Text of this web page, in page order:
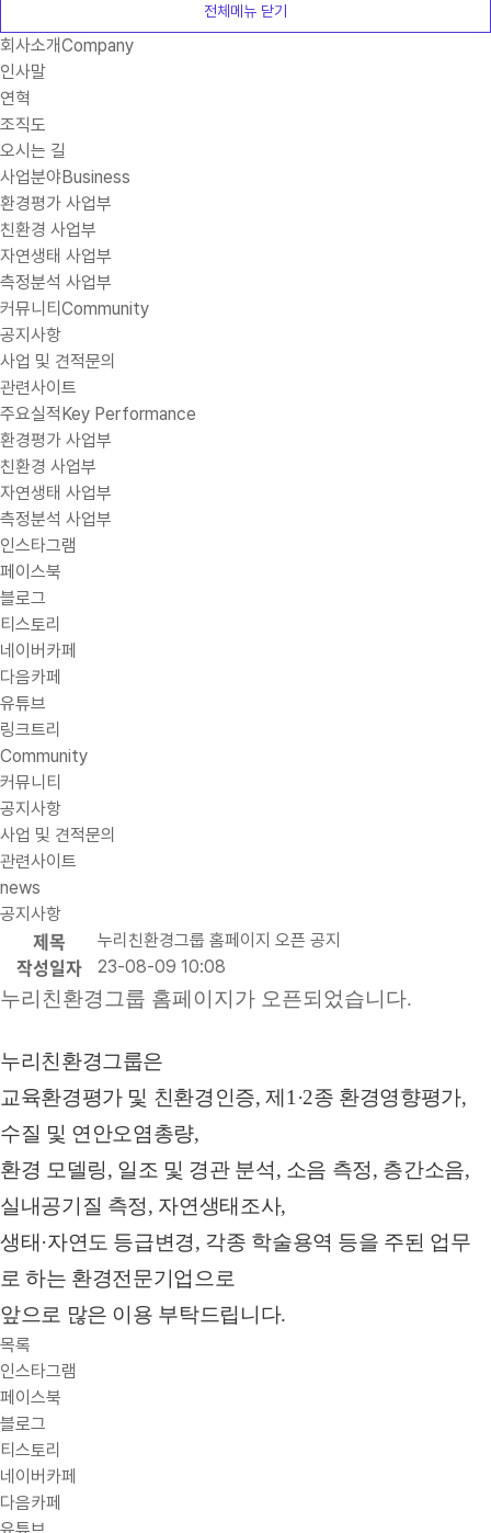
전체메뉴 닫기
회사소개Company
인사말
연혁
조직도
오시는 길
사업분야Business
환경평가 사업부
친환경 사업부
자연생태 사업부
측정분석 사업부
커뮤니티 Community
공지사항
사업 및 견적문의
관련사이트
주요실적Key Performance
환경평가 사업부
친환경 사업부
자연생태 사업부
측정분석 사업부
인스타그램
페이스북
블로그
티스토리
네이버카페
다음카페
유튜브
링크트리
Community
커뮤니티
공지사항
사업 및 견적문의
관련사이트
news
공지사항
제목 누리친환경그룹 홈페이지 오픈 공지
작성일자 23-08-09 10:08
누리친환경그룹 홈페이지가 오픈되었습니다.
누리친환경그룹은
교육환경평가 및 친환경인증, 제1·2종 환경영향평가,
수질 및 연안오염총량,
환경 모델링, 일조 및 경관 분석, 소음 측정, 층간소음,
실내공기질 측정, 자연생태조사,
생태·자연도 등급변경, 각종 학술용역 등을 주된 업무
로 하는 환경전문기업으로
앞으로 많은 이용 부탁드립니다.
목록
인스타그램
페이스북
블로그
티스토리
네이버카페
다음카페